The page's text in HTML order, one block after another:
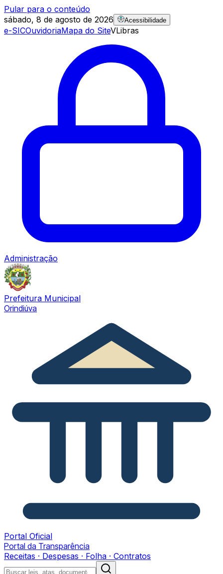
Pular para o conteúdo
sábado, 8 de agosto de 2026
Acessibilidade
e-SICOuvidoriaMapa do SiteVLibras
Administração
Prefeitura Municipal
Orindiúva
Portal Oficial
Portal da Transparência
Receitas · Despesas · Folha · Contratos